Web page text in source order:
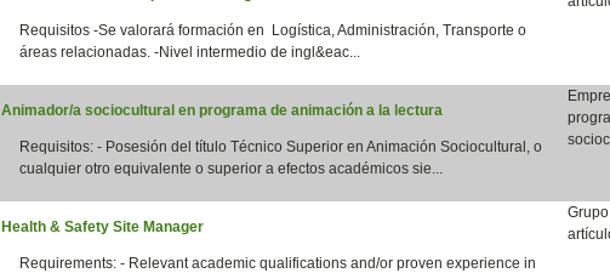
Requisitos -Se valorará formación en Logística, Administración, Transporte o
áreas relacionadas. -Nivel intermedio de ingl&eac...
Animador/a sociocultural en programa de animación a la lectura
Requisitos: - Posesión del título Técnico Superior en Animación Sociocultural, o
cualquier otro equivalente o superior a efectos académicos sie...
Health & Safety Site Manager
Requirements: - Relevant academic qualifications and/or proven experience in